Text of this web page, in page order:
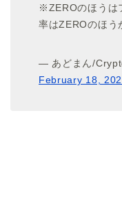
※ZEROのほうは
率はZEROのほう
— あどまん/
February 18,